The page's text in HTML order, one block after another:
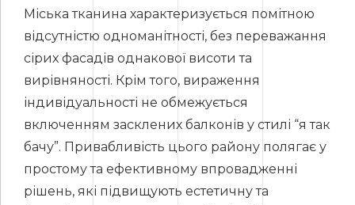
Міська тканина характеризується помітною
відсутністю одноманітності, без переважання
сірих фасадів однакової висоти та
вирівняності. Крім того, вираження
індивідуальності не обмежується
включенням засклених балконів у стилі “я так
бачу”. Привабливість цього району полягає у
простому та ефективному впровадженні
рішень, які підвищують естетичну та